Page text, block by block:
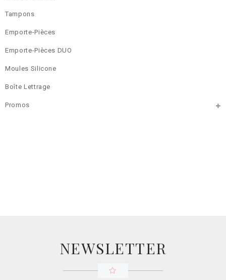
Tampons
Emporte-Pièces
Emporte-Pièces DUO
Moules Silicone
Boîte Lettrage
Promos
NEWSLETTER